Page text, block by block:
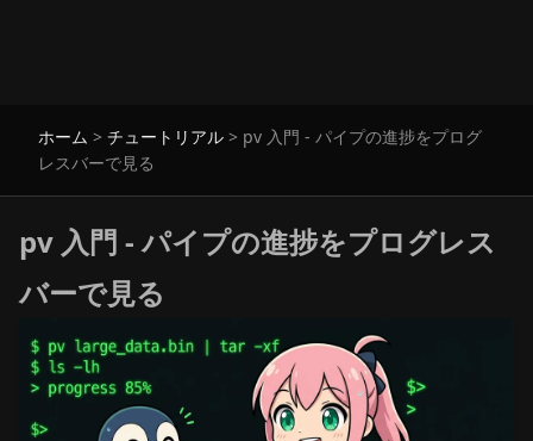
ホーム > チュートリアル > pv 入門 - パイプの進捗をプログ
レスバーで見る
pv 入門 - パイプの進捗をプログレス
バーで見る